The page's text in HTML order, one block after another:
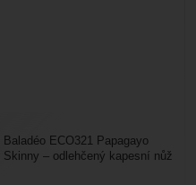
Baladéo ECO321 Papagayo
Skinny – odlehčený kapesní nůž